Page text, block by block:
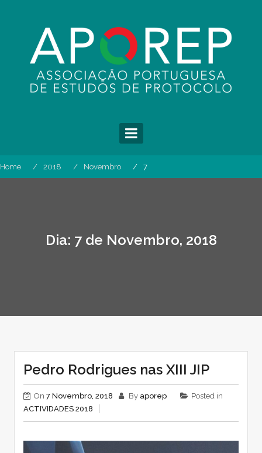
Home 2018 Novembro 7
Dia: 7 de Novembro, 2018
Pedro Rodrigues nas XIII JIP
On 7 Novembro, 2018 By aporep
Posted in
ACTIVIDADES 2018